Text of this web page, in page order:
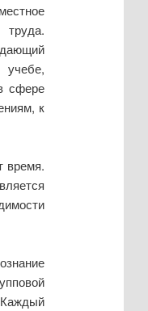
труда.
учебе,
сфере
к
время.